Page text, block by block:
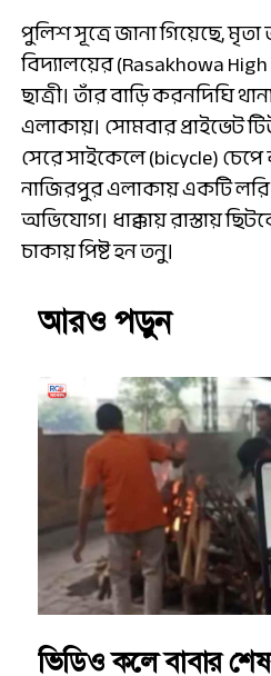
পুলিশ সূত্রে জানা গিয়েছে,
বিদ্যালয়ের (Rasakhowa High
ছাত্রী। তাঁর বাড়ি করনদিঘি
এলাকায়। সোমবার প্রাইভেট
সেরে সাইকেলে (bicycle)
নাজিরপুর এলাকায় একটি লরি
অভিযোগ। ধাক্কায় রাস্তায়
চাকায় পিষ্ট হন তনু।
আরও পড়ুন
ভিডিও কলে বাবার